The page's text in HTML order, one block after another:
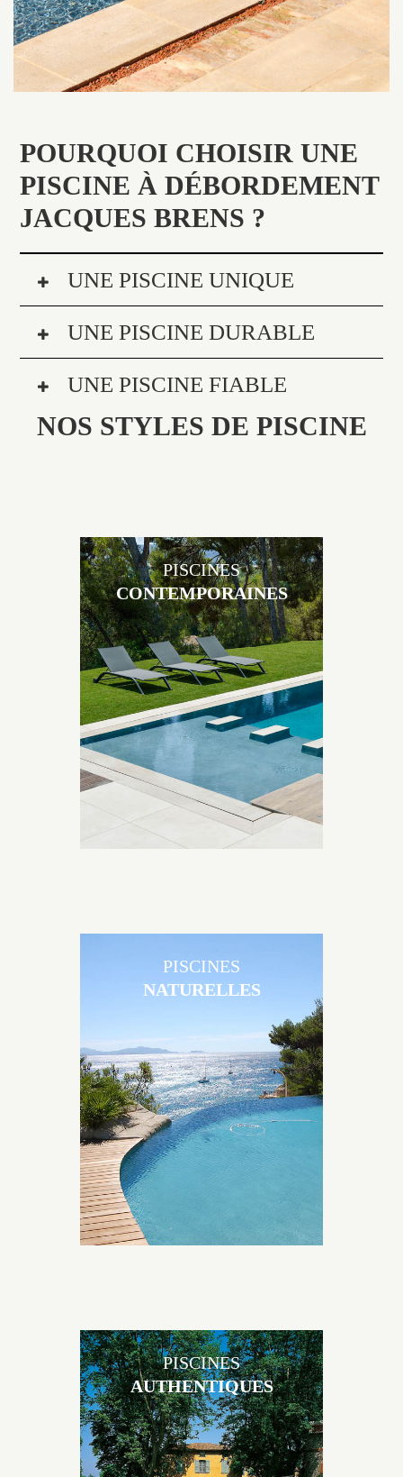
POURQUOI CHOISIR UNE
PISCINE À DÉBORDEMENT
JACQUES BRENS ?
UNE PISCINE UNIQUE
UNE PISCINE DURABLE
UNE PISCINE FIABLE
NOS STYLES DE PISCINE
Les piscines en béton contemporaines Jacques
Brens sont uniques grâce au large choix de
matériaux et de revêtements et les nombreuses
options disponibles, miroir, couloir de nage, plage
immergée, débordement.
PISCINES
CONTEMPORAINES
Les piscines en béton naturelles Jacques Brens sont
originales, elles s’intègrent parfaitement à leur
environnement grâce à un jeu de volume et de
matière sur-mesure conçu par notre bureau d’étude
spécialisé.
PISCINES
NATURELLES
Les piscines en béton authentiques Jacques Brens se
démarquent par la noblesse des matériaux
PISCINES
AUTHENTIQUES